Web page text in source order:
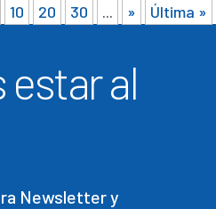
10 20 30 ... » Última »
estar al
Newsletter y